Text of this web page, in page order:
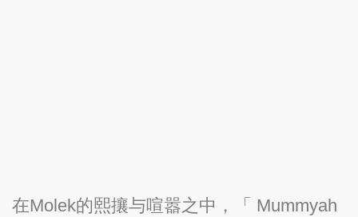
在Molek的熙攘与喧嚣之中，「 Mummyah